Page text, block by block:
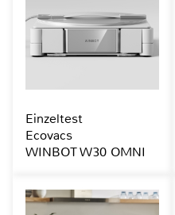
Einzeltest
Ecovacs
WINBOT W30 OMNI